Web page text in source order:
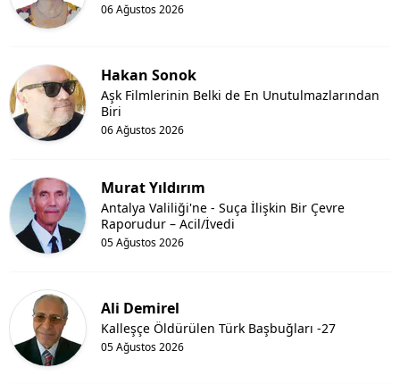
06 Ağustos 2026
Hakan Sonok
06 Ağustos 2026
Aşk Filmlerinin Belki de En Unutulmazlarından
Biri
Murat Yıldırım
05 Ağustos 2026
Antalya Valiliği'ne - Suça İlişkin Bir Çevre
Raporudur – Acil/İvedi
Ali Demirel
05 Ağustos 2026
Kalleşçe Öldürülen Türk Başbuğları -27